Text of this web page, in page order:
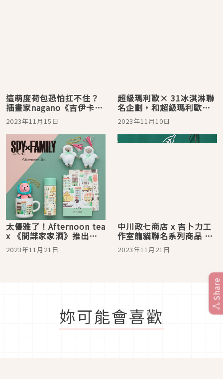
這萌度荷包恐怕扛不住？
插畫家nagano《吉伊卡
哇》等作品Ｘ三麗鷗角色
聯名「派對夜」主題週邊
2023年11月15日
超級瑪利歐× 31冰淇淋聯
名企劃，和超級瑪利歐一
起來場興奮有趣的美味大
冒險吧
2023年11月10日
太優雅了！Afternoon tea
x 《間諜家家酒》推出手
繪風聯名雜貨，伴你度過
美好居家時光
2023年11月21日
中川政七商店 x 吉卜力工
作室龍貓聯名系列商品 5
選
2023年11月21日
妳可能會喜歡
Share